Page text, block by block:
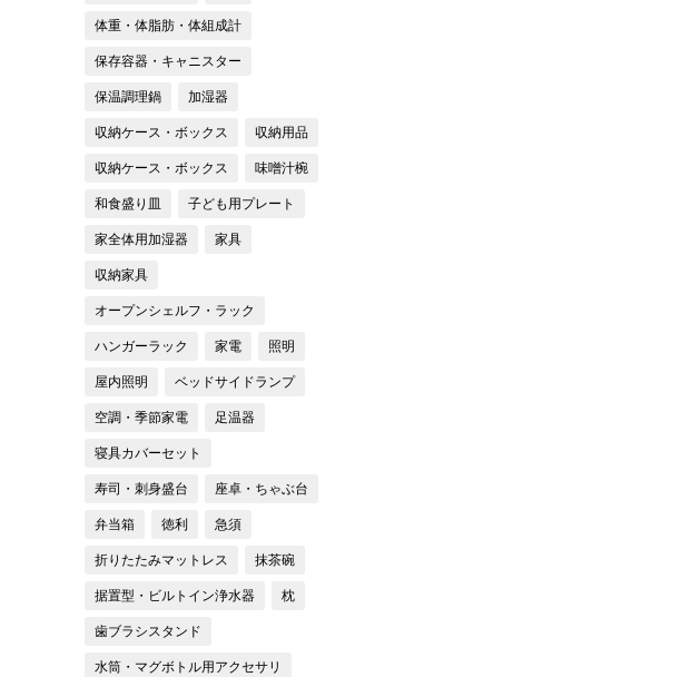
体重・体脂肪・体組成計
保存容器・キャニスター
保温調理鍋 加湿器
収納ケース・ボックス 収納用品
収納ケース・ボックス 味噌汁椀
和食盛り皿 子ども用プレート
家全体用加湿器 家具
収納家具
オープンシェルフ・ラック
ハンガーラック 家電 照明
屋内照明 ベッドサイドランプ
空調・季節家電 足温器
寝具カバーセット
寿司・刺身盛台 座卓・ちゃぶ台
弁当箱 徳利 急須
折りたたみマットレス 抹茶碗
据置型・ビルトイン浄水器 枕
歯ブラシスタンド
水筒・マグボトル用アクセサリ